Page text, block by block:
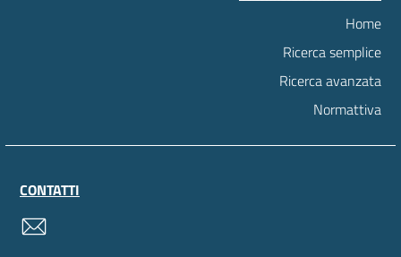
Home
Ricerca semplice
Ricerca avanzata
Normattiva
CONTATTI